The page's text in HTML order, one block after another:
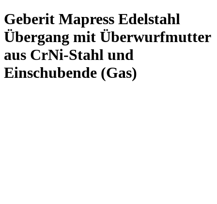
Geberit Mapress Edelstahl
Übergang mit Überwurfmutter
aus CrNi-Stahl und
Einschubende (Gas)